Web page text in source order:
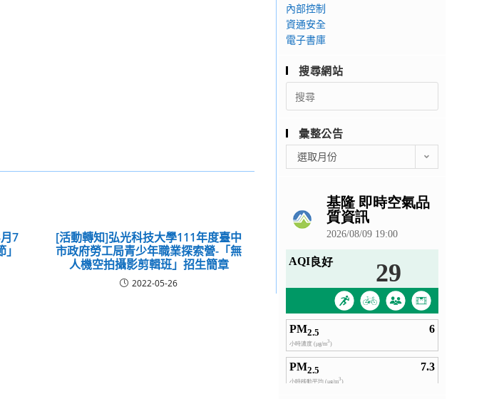
7
[活動轉知]弘光科技大學111年度臺中
市政府勞工局青少年職業探索營-「無
人機空拍攝影剪輯班」招生簡章
2022-05-26
內部控制
資通安全
電子書庫
搜尋網站
Search
for:
彙整公告
整
選取月份